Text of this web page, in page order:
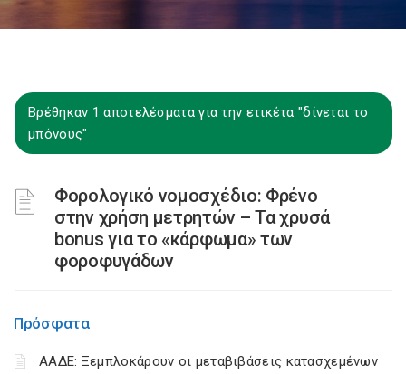
Βρέθηκαν 1 αποτελέσματα για την ετικέτα "δίνεται το
μπόνους"
Φορολογικό νομοσχέδιο: Φρένο
στην χρήση μετρητών – Τα χρυσά
bonus για το «κάρφωμα» των
φοροφυγάδων
Πρόσφατα
ΑΑΔΕ: Ξεμπλοκάρουν οι μεταβιβάσεις κατασχεμένων